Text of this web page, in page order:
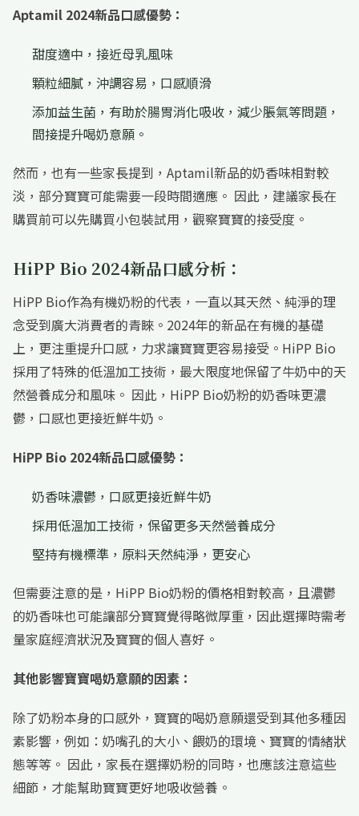
Aptamil 2024新品口感優勢：
甜度適中，接近母乳風味
顆粒細膩，沖調容易，口感順滑
添加益生菌，有助於腸胃消化吸收，減少脹氣等問題，
間接提升喝奶意願。
然而，也有一些家長提到，Aptamil新品的奶香味相對較
淡，部分寶寶可能需要一段時間適應。 因此，建議家長在
購買前可以先購買小包裝試用，觀察寶寶的接受度。
HiPP Bio 2024新品口感分析：
HiPP Bio作為有機奶粉的代表，一直以其天然、純淨的理
念受到廣大消費者的青睞。2024年的新品在有機的基礎
上，更注重提升口感，力求讓寶寶更容易接受。HiPP Bio
採用了特殊的低溫加工技術，最大限度地保留了牛奶中的天
然營養成分和風味。 因此，HiPP Bio奶粉的奶香味更濃
鬱，口感也更接近鮮牛奶。
HiPP Bio 2024新品口感優勢：
奶香味濃鬱，口感更接近鮮牛奶
採用低溫加工技術，保留更多天然營養成分
堅持有機標準，原料天然純淨，更安心
但需要注意的是，HiPP Bio奶粉的價格相對較高，且濃鬱
的奶香味也可能讓部分寶寶覺得略微厚重，因此選擇時需考
量家庭經濟狀況及寶寶的個人喜好。
其他影響寶寶喝奶意願的因素：
除了奶粉本身的口感外，寶寶的喝奶意願還受到其他多種因
素影響，例如：奶嘴孔的大小、餵奶的環境、寶寶的情緒狀
態等等。 因此，家長在選擇奶粉的同時，也應該注意這些
細節，才能幫助寶寶更好地吸收營養。